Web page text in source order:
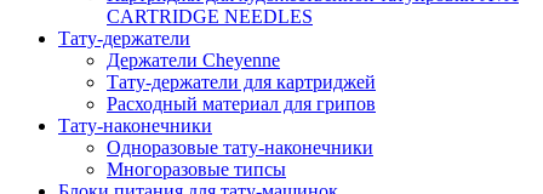
CARTRIDGE NEEDLES
Тату-держатели
Держатели Cheyenne
Тату-держатели для картриджей
Расходный материал для грипов
Тату-наконечники
Одноразовые тату-наконечники
Многоразовые типсы